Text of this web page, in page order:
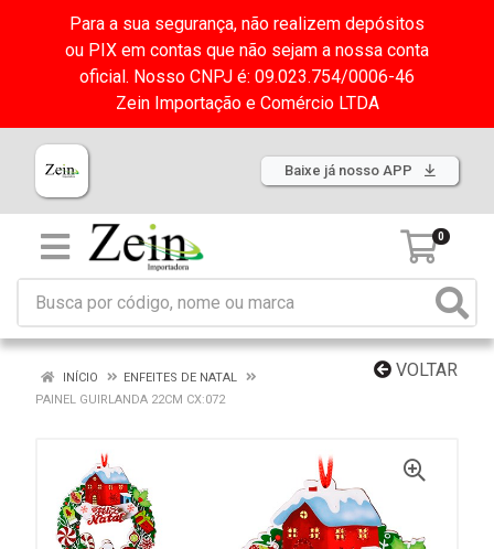
Para a sua segurança, não realizem depósitos
ou PIX em contas que não sejam a nossa conta
oficial. Nosso CNPJ é: 09.023.754/0006-46
Zein Importação e Comércio LTDA
Baixe já nosso APP
0
VOLTAR
INÍCIO
ENFEITES DE NATAL
PAINEL GUIRLANDA 22CM CX:072